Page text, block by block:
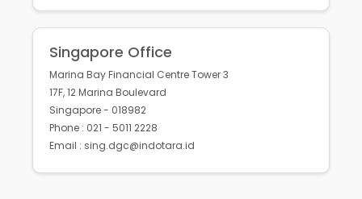
Singapore Office
Marina Bay Financial Centre Tower 3
17F, 12 Marina Boulevard
Singapore - 018982
Phone : 021 - 5011 2228
Email : sing.dgc@indotara.id